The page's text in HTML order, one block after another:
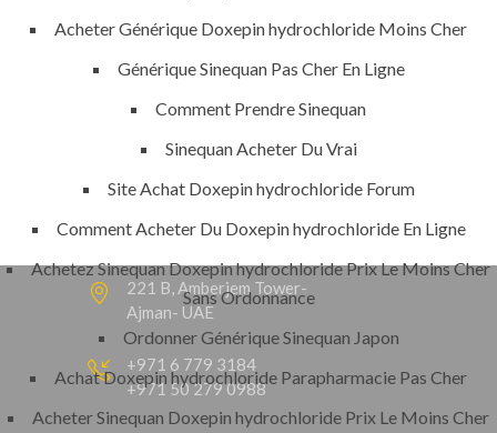
Acheter Générique Doxepin hydrochloride Moins Cher
Générique Sinequan Pas Cher En Ligne
Comment Prendre Sinequan
Sinequan Acheter Du Vrai
Site Achat Doxepin hydrochloride Forum
Comment Acheter Du Doxepin hydrochloride En Ligne
Achetez Sinequan Doxepin hydrochloride Prix Le Moins Cher
Sans Ordonnance
Ordonner Générique Sinequan Japon
Achat Doxepin hydrochloride Parapharmacie Pas Cher
Acheter Sinequan Doxepin hydrochloride Prix Le Moins Cher
+966 59 343 2854
info@pioneer-ksa.com
www.pioneer-ksa.com
U.A.E
221 B, Amberjem Tower-
Ajman- UAE
+971 6 779 3184
+971 50 279 0988